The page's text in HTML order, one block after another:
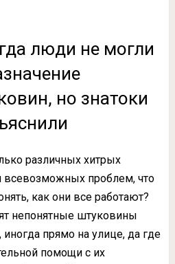
люди не могли
но знатоки
различных хитрых
всевозможных проблем, что
как они все работают?
непонятные штуковины
прямо на улице, да где
помощи с их